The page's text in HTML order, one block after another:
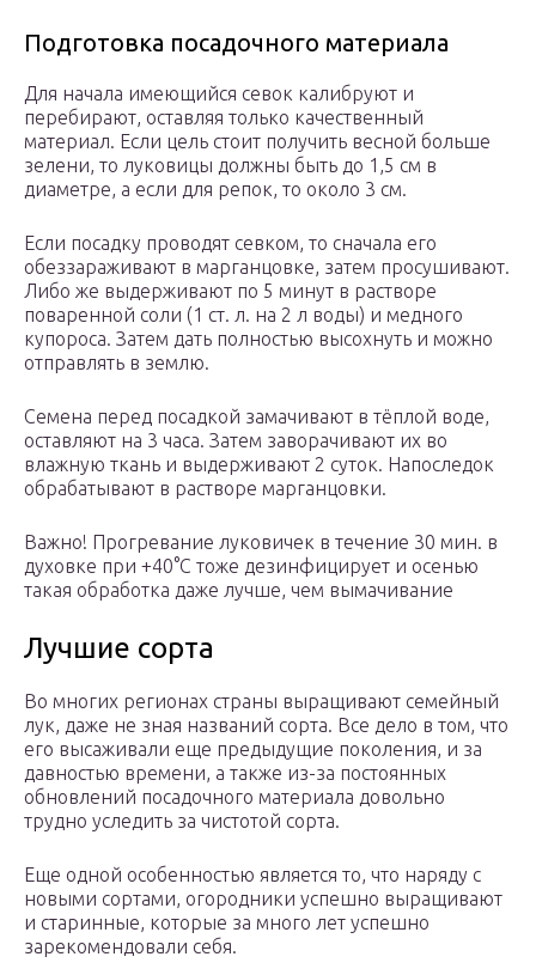
Подготовка посадочного материала
Для начала имеющийся севок калибруют и
перебирают, оставляя только качественный
материал. Если цель стоит получить весной больше
зелени, то луковицы должны быть до 1,5 см в
диаметре, а если для репок, то около 3 см.
Если посадку проводят севком, то сначала его
обеззараживают в марганцовке, затем просушивают.
Либо же выдерживают по 5 минут в растворе
поваренной соли (1 ст. л. на 2 л воды) и медного
купороса. Затем дать полностью высохнуть и можно
отправлять в землю.
Семена перед посадкой замачивают в тёплой воде,
оставляют на 3 часа. Затем заворачивают их во
влажную ткань и выдерживают 2 суток. Напоследок
обрабатывают в растворе марганцовки.
Важно! Прогревание луковичек в течение 30 мин. в
духовке при +40°С тоже дезинфицирует и осенью
такая обработка даже лучше, чем вымачивание
Лучшие сорта
Во многих регионах страны выращивают семейный
лук, даже не зная названий сорта. Все дело в том, что
его высаживали еще предыдущие поколения, и за
давностью времени, а также из-за постоянных
обновлений посадочного материала довольно
трудно уследить за чистотой сорта.
Еще одной особенностью является то, что наряду с
новыми сортами, огородники успешно выращивают
и старинные, которые за много лет успешно
зарекомендовали себя.